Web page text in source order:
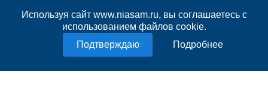
Используя сайт www.niasam.ru, вы соглашаетесь с
использованием файлов cookie.
Подробнее
Написать письмо
Политика конфиденциальности
18+